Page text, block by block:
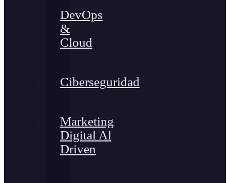
DevOps
&
Cloud
Ciberseguridad
Marketing
Digital Al
Driven